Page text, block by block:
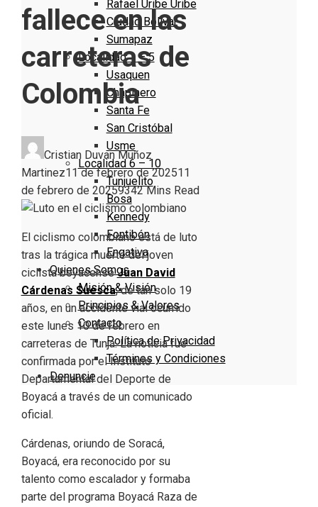
Rafael Uribe Uribe
Ciudad Bolivar
Sumapaz
Localidad 1 – 5
Usaquen
Chapinero
Santa Fe
San Cristóbal
Usme
Localidad 6 – 10
Tunjuelito
Bosa
Kennedy
Fontibón
Engativa
Quienes Somos
Misión & Visión
Principios & Valores
Contacto
Política de Privacidad
Términos y Condiciones
Denuncie
fallece en las
carreteras de
Colombia
Cristian Duvan Muñoz
Martinez11 de febrero de 202511
de febrero de 20259342 Mins Read
El ciclismo colombiano está de luto
tras la trágica muerte del joven
ciclista boyacenseJuan David
Cárdenas Suesca, de tan solo 19
años, en un accidente vial ocurrido
este lunes 10 de febrero en
carreteras de Tunja. La noticia fue
confirmada por el Instituto
Departamental del Deporte de
Boyacá a través de un comunicado
oficial.
Cárdenas, oriundo de Soracá,
Boyacá, era reconocido por su
talento como escalador y formaba
parte del programa Boyacá Raza de